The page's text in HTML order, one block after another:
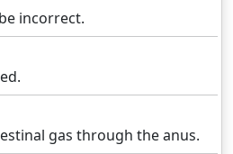
incorrect.
gas through the anus.